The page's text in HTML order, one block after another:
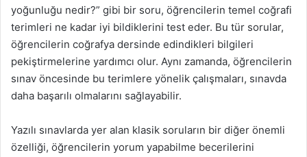
yoğunluğu nedir?” gibi bir soru, öğrencilerin temel coğrafi
terimleri ne kadar iyi bildiklerini test eder. Bu tür sorular,
öğrencilerin coğrafya dersinde edindikleri bilgileri
pekiştirmelerine yardımcı olur. Aynı zamanda, öğrencilerin
sınav öncesinde bu terimlere yönelik çalışmaları, sınavda
daha başarılı olmalarını sağlayabilir.
Yazılı sınavlarda yer alan klasik soruların bir diğer önemli
özelliği, öğrencilerin yorum yapabilme becerilerini